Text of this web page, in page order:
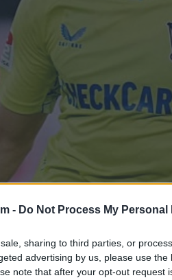
- Do Not Process My Personal
sharing to third parties, or
advertising by us, please use the
note that after your opt-out request